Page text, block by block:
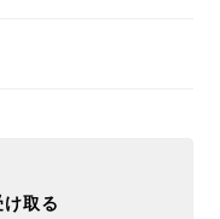
取る